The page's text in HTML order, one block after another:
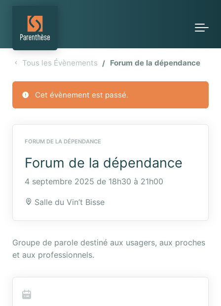
Tous les Évènements Forum de la dépendance
Cet évènement est passé.
FORUM DE LA DÉPENDANCE
Forum de la dépendance
4 septembre 2025 de 18h30 à 21h00
Salle du Vin’t Bisse
Groupe de parole destiné aux usagers, aux proches
et aux professionnels.